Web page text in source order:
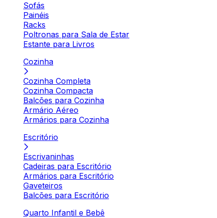
Sofás
Painéis
Racks
Poltronas para Sala de Estar
Estante para Livros
Cozinha
Cozinha Completa
Cozinha Compacta
Balcões para Cozinha
Armário Aéreo
Armários para Cozinha
Escritório
Escrivaninhas
Cadeiras para Escritório
Armários para Escritório
Gaveteiros
Balcões para Escritório
Quarto Infantil e Bebê